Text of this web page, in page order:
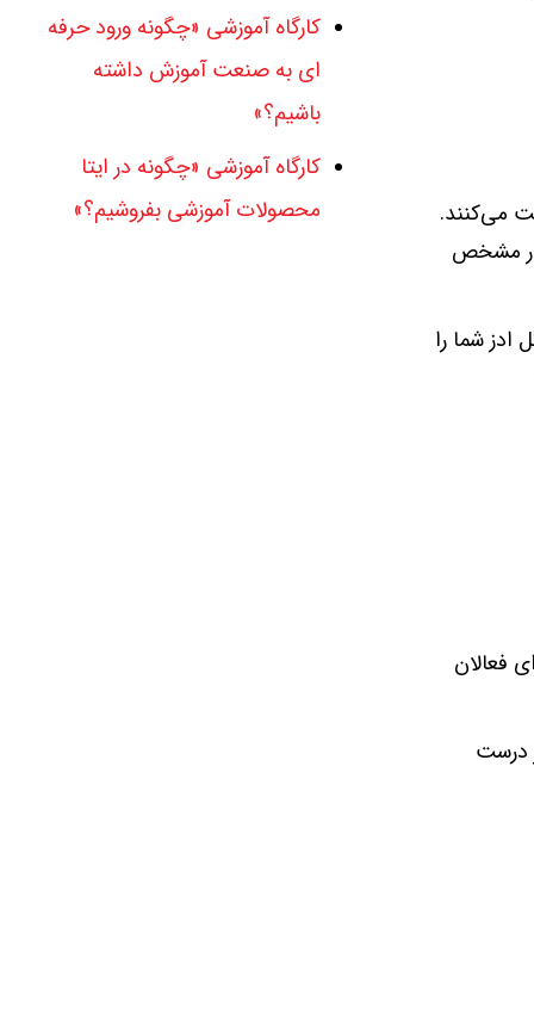
می‌کنند.
کار مشخص
ادز شما را
فعالان
درست
کارگاه آموزشی «چگونه ورود حرفه
ای به صنعت آموزش داشته
باشیم؟»
کارگاه آموزشی «چگونه در ایتا
محصولات آموزشی بفروشیم؟»